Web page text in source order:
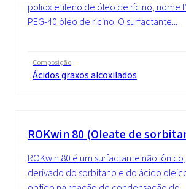
polioxietileno de óleo de rícino, nome
PEG-40 óleo de rícino. O surfactante...
Composição
Ácidos graxos alcoxilados
ROKwin 80 (Oleate de
ROKwin 80 é um surfactante não
derivado do sorbitano e do ácido